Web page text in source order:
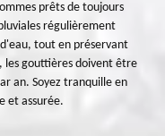
prêts de toujours
régulièrement
tout en préservant
les gouttières doivent être
an. Soyez tranquille en
et assurée.